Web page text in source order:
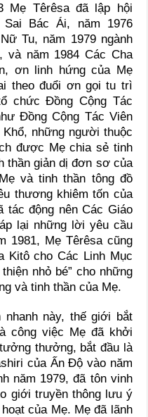
Mẹ Têrêsa đã lập hội
Bác Ái, năm 1976
Tu, năm 1979 ngành
và năm 1984 Các Cha
ơn linh hứng của Mẹ
theo đuổi ơn gọi tu trì
chức Đồng Cộng Tác
Đồng Cộng Tác Viên
những người thuộc
được Mẹ chia sẻ tinh
thần giản dị đơn sơ của
và tinh thần tông đồ
thương khiêm tốn của
tác động nên Các Giáo
lại những lời yêu cầu
1981, Mẹ Têrêsa cũng
Kitô cho Các Linh Mục
nhỏ bé” cho những
và tinh thần của Mẹ.
nhanh này, thế giới bắt
công việc Mẹ đã khởi
thưởng, bắt đầu là
của Ấn Độ vào năm
năm 1979, đã tôn vinh
giới truyền thông lưu ý
của Mẹ. Mẹ đã lãnh